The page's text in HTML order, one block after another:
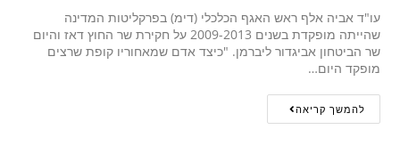
עו"ד אביה אלף ראש האגף הכלכלי (דימ) בפרקליטות המדינה
שהייתה מופקדת בשנים 2009-2013 על חקירת שר החוץ דאז והיום
שר הביטחון אביגדור ליברמן. "כיצד אדם שמאחוריו קופת שרצים
מופקד היום…
להמשך קריאה